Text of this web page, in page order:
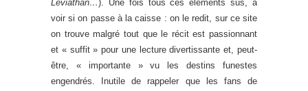
Leviathan…). Une fois tous ces éléments sus, à
voir si on passe à la caisse : on le redit, sur ce site
on trouve malgré tout que le récit est passionnant
et « suffit » pour une lecture divertissante et, peut-
être, « importante » vu les destins funestes
engendrés. Inutile de rappeler que les fans de